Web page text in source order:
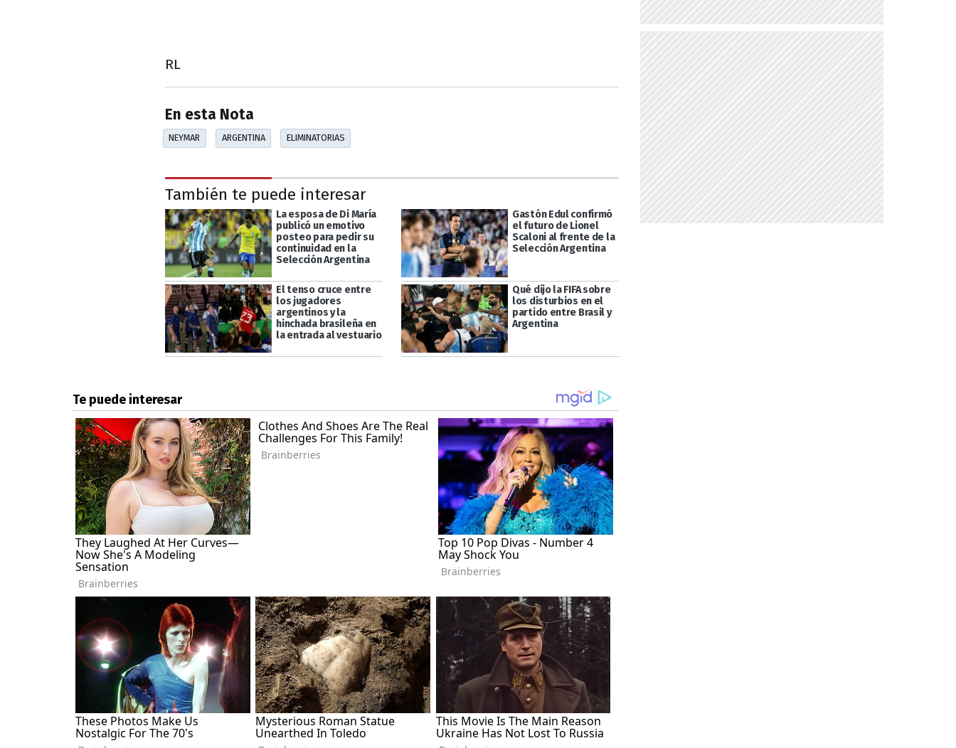
RL
En esta Nota
NEYMAR ARGENTINA ELIMINATORIAS
También te puede interesar
La esposa de Di María
publicó un emotivo
posteo para pedir su
continuidad en la
Selección Argentina
Gastón Edul confirmó
el futuro de Lionel
Scaloni al frente de la
Selección Argentina
El tenso cruce entre
los jugadores
argentinos y la
hinchada brasileña en
la entrada al vestuario
Qué dijo la FIFA sobre
los disturbios en el
partido entre Brasil y
Argentina